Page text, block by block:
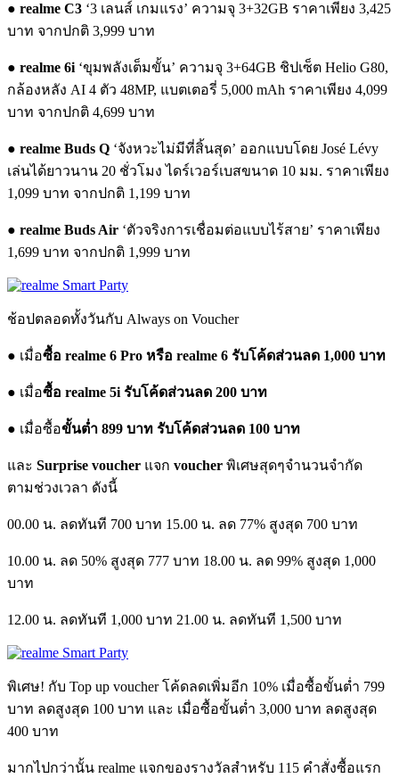
● realme C3 ‘3 เลนส์ เกมแรง’ ความจุ 3+32GB ราคาเพียง 3,425
บาท จากปกติ 3,999 บาท
● realme 6i ‘ขุมพลังเต็มขั้น’ ความจุ 3+64GB ชิปเซ็ต Helio G80,
กล้องหลัง AI 4 ตัว 48MP, แบตเตอรี่ 5,000 mAh ราคาเพียง 4,099
บาท จากปกติ 4,699 บาท
● realme Buds Q ‘จังหวะไม่มีที่สิ้นสุด’ ออกแบบโดย José Lévy
เล่นได้ยาวนาน 20 ชั่วโมง ไดร์เวอร์เบสขนาด 10 มม. ราคาเพียง
1,099 บาท จากปกติ 1,199 บาท
● realme Buds Air ‘ตัวจริงการเชื่อมต่อแบบไร้สาย’ ราคาเพียง
1,699 บาท จากปกติ 1,999 บาท
ช้อปตลอดทั้งวันกับ Always on Voucher
● เมื่อซื้อ realme 6 Pro หรือ realme 6 รับโค้ดส่วนลด 1,000 บาท
● เมื่อซื้อ realme 5i รับโค้ดส่วนลด 200 บาท
● เมื่อซื้อขั้นต่ำ 899 บาท รับโค้ดส่วนลด 100 บาท
และ Surprise voucher แจก voucher พิเศษสุดๆจำนวนจำกัด
ตามช่วงเวลา ดังนี้
00.00 น. ลดทันที 700 บาท 15.00 น. ลด 77% สูงสุด 700 บาท
10.00 น. ลด 50% สูงสุด 777 บาท 18.00 น. ลด 99% สูงสุด 1,000
บาท
12.00 น. ลดทันที 1,000 บาท 21.00 น. ลดทันที 1,500 บาท
พิเศษ! กับ Top up voucher โค้ดลดเพิ่มอีก 10% เมื่อซื้อขั้นต่ำ 799
บาท ลดสูงสุด 100 บาท และ เมื่อซื้อขั้นต่ำ 3,000 บาท ลดสูงสุด
400 บาท
มากไปกว่านั้น realme แจกของรางวัลสำหรับ 115 คำสั่งซื้อแรก